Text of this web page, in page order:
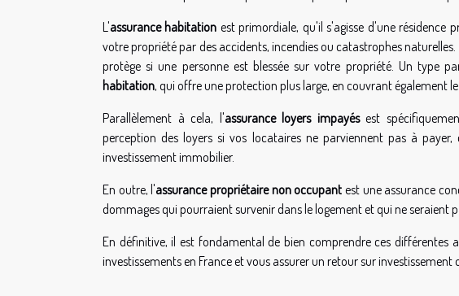
L'assurance habitation est primordiale, qu'il s'agisse d'une résidence
votre propriété par des accidents, incendies ou catastrophes
protège si une personne est blessée sur votre propriété. Un type
habitation, qui offre une protection plus large, en couvrant également
Parallèlement à cela, l'assurance loyers impayésest
perception des loyers si vos locataires ne parviennent pas à
investissement immobilier.
En outre, l'assurance propriétaire non occupant est une assurance
dommages qui pourraient survenir dans le logement et qui ne seraient
En définitive, il est fondamental de bien comprendre ces différentes
investissements en France et vous assurer un retour sur investissement